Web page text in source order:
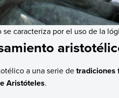
caracteriza por el uso de la
a una serie detradiciones
Aristóteles.